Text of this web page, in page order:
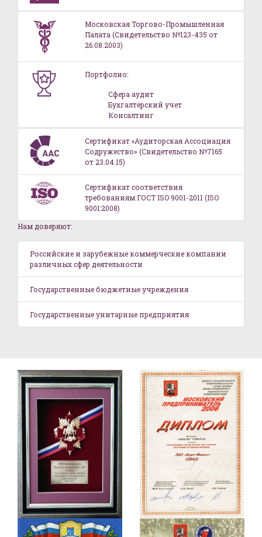
Московская Торгово-Промышленная
Палата (Свидетельство №123-435 от
26.08.2003)
Портфолио:
Сфера аудит
Бухгалтерский учет
Консалтинг
Сертификат «Аудиторская Ассоциация
Содружество» (Свидетельство №7165
от 23.04.15)
Сертификат соответствия
требованиям ГОСТ ISO 9001-2011 (ISO
9001:2008)
Нам доверяют:
Российские и зарубежные коммерческие компании
различных сфер деятельности
Государственные бюджетные учреждения
Государственные унитарные предприятия